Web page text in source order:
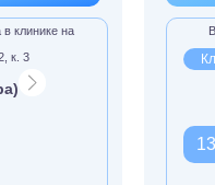
клинике на
к. 3